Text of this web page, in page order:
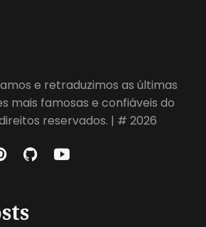
e retraduzimos as últimas
mais famosas e confiáveis do
reservados. | # 2026